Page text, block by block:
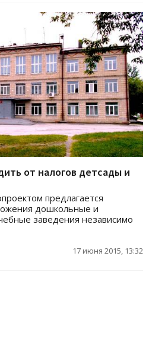
от налогов детсады и
предлагается
дошкольные и
заведения независимо
17 июня 2015, 13:32